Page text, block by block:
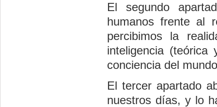
El segundo
humanos frente al
percibimos la
inteligencia (teórica
conciencia del
El tercer apartado
nuestros días, y lo